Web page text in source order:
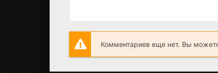
Комментариев еще нет. Вы